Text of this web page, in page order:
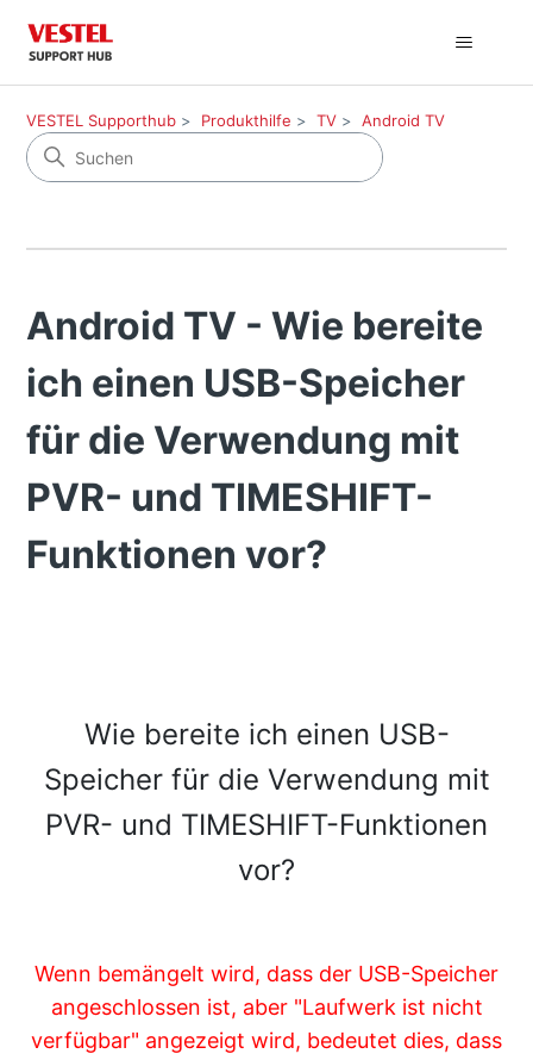
VESTEL Supporthub Produkthilfe TV Android TV
Android TV - Wie bereite
ich einen USB-Speicher
für die Verwendung mit
PVR- und TIMESHIFT-
Funktionen vor?
Wie bereite ich einen USB-
Speicher für die Verwendung mit
PVR- und TIMESHIFT-Funktionen
vor?
Wenn bemängelt wird, dass der USB-Speicher
angeschlossen ist, aber "Laufwerk ist nicht
verfügbar" angezeigt wird, bedeutet dies, dass